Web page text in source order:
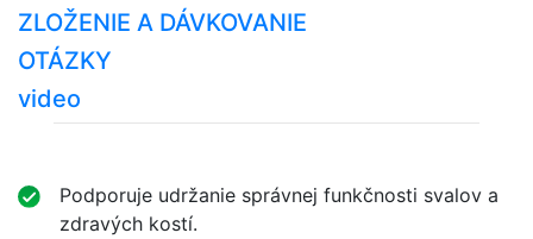
ZLOŽENIE A DÁVKOVANIE
OTÁZKY
video
Podporuje udržanie správnej funkčnosti svalov a
zdravých kostí.